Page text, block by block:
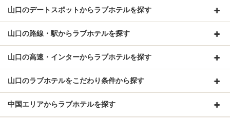
山口のデートスポットからラブホテルを探す
山口の路線・駅からラブホテルを探す
山口の高速・インターからラブホテルを探す
山口のラブホテルをこだわり条件から探す
中国エリアからラブホテルを探す